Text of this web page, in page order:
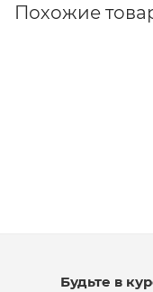
Похожие
Будьте в